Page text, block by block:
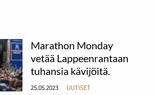
Marathon Monday
vetää Lappeenrantaan
tuhansia kävijöitä.
25.05.2023 UUTISET